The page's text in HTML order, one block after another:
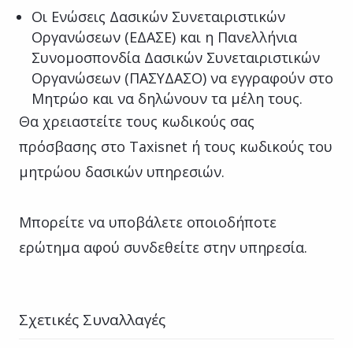
Οι Ενώσεις Δασικών Συνεταιριστικών
Οργανώσεων (ΕΔΑΣΕ) και η Πανελλήνια
Συνομοσπονδία Δασικών Συνεταιριστικών
Οργανώσεων (ΠΑΣΥΔΑΣΟ) να εγγραφούν στο
Μητρώο και να δηλώνουν τα μέλη τους.
Θα χρειαστείτε τους κωδικούς σας
πρόσβασης στο Taxisnet ή τους κωδικούς του
μητρώου δασικών υπηρεσιών.
Μπορείτε να υποβάλετε οποιοδήποτε
ερώτημα αφού συνδεθείτε στην υπηρεσία.
Σχετικές Συναλλαγές